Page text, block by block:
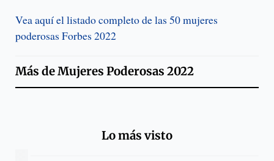
Vea aquí el listado completo de las 50 mujeres
poderosas Forbes 2022
Más deMujeres Poderosas 2022
Lo más visto